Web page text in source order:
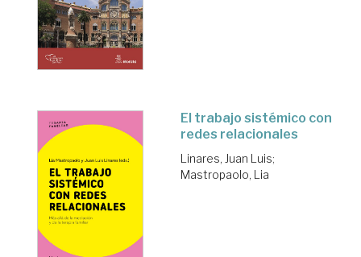
El trabajo sistémico con
redes relacionales
Linares, Juan Luis;
Mastropaolo, Lia